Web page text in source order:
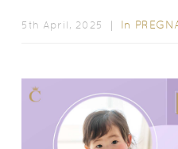
5th April, 2025 ｜ In